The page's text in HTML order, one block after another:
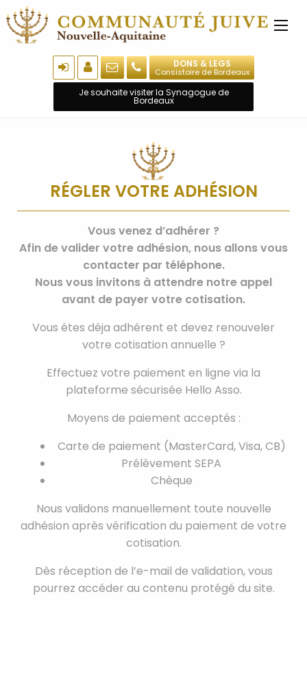
DONS & LEGS
Consistoire de Bordeaux
Je souhaite visiter la Synagogue de
Bordeaux
RÉGLER VOTRE ADHÉSION
Vous venez d’adhérer ?
Afin de valider votre adhésion, nous allons vous
contacter par téléphone.
Nous vous invitons à attendre notre appel
avant de payer votre cotisation.
Vous êtes déja adhérent et devez renouveler
votre cotisation annuelle ?
Effectuez votre paiement en ligne via la
plateforme sécurisée Hello Asso.
Moyens de paiement acceptés :
Carte de paiement (MasterCard, Visa, CB)
Prélèvement SEPA
Chèque
Nous validons manuellement toute nouvelle
adhésion après vérification du paiement de votre
cotisation.
Dès réception de l’e-mail de validation, vous
pourrez accéder au contenu protégé du site.